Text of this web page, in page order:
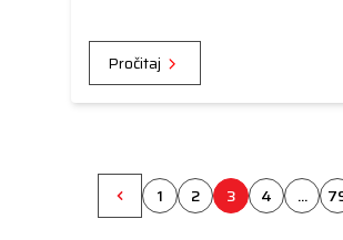
provedbi projekta Newlight.
Pročitaj
1 2 3 4 ...